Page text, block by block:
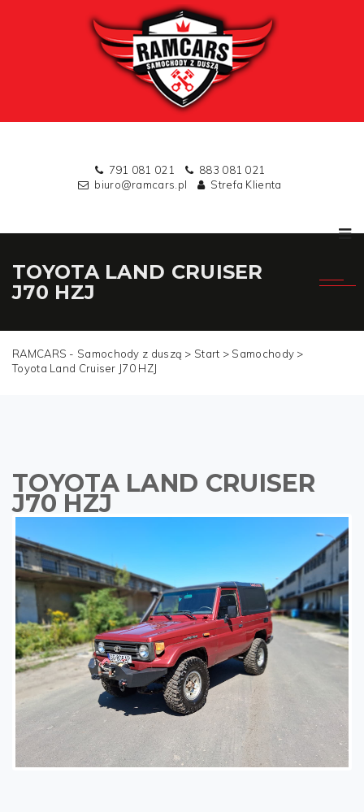
791 081 021
883 081 021
biuro@ramcars.pl
Strefa Klienta
TOYOTA LAND CRUISER
J70 HZJ
RAMCARS - Samochody z duszą > Start > Samochody >
Toyota Land Cruiser J70 HZJ
TOYOTA LAND CRUISER
J70 HZJ